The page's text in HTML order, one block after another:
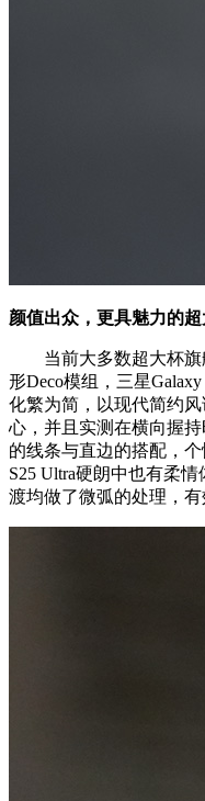
颜值出众，更具魅力的
当前大多数超大杯旗
形Deco模组，三星
化繁为简，以现代简约
心，并且实测在横向握
的线条与直边的搭配，
S25 Ultra硬朗中也有柔
渡均做了微弧的处理，有